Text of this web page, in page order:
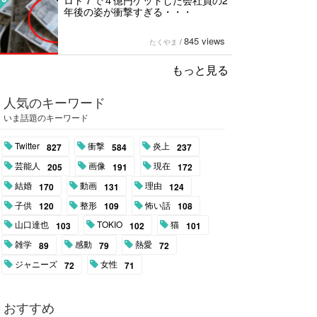
年後の姿が衝撃すぎる・・・
たくやま / 845 views
もっと見る
人気のキーワード
いま話題のキーワード
Twitter 827 衝撃 584 炎上 237
芸能人 205 画像 191 現在 172
結婚 170 動画 131 理由 124
子供 120 整形 109 怖い話 108
山口達也 103 TOKIO 102 猫 101
雑学 89 感動 79 熱愛 72
ジャニーズ 72 女性 71
おすすめ